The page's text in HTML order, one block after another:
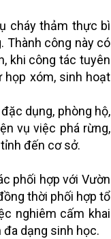
cháy thảm thực bì
Thành công này có
khi công tác tuyên
họp xóm, sinh hoạt
dụng, phòng hộ,
vụ việc phá rừng,
đến cơ sở.
phối hợp với Vườn
thời phối hợp tổ
nghiêm cấm khai
dạng sinh học.